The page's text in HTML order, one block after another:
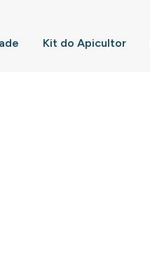
Kit do Apicultor